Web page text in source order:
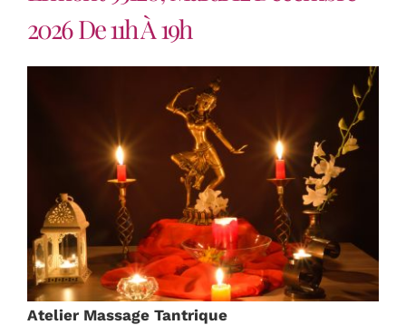
2026 De 11h À 19h
Atelier Massage Tantrique